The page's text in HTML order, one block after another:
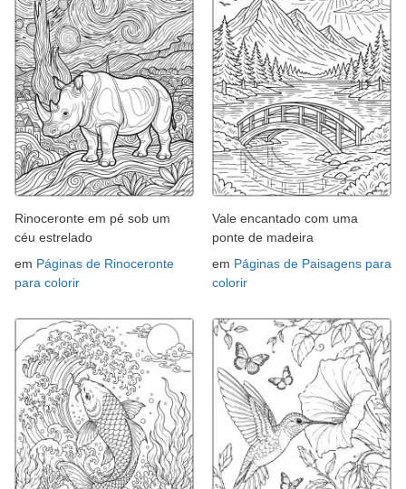
Rinoceronte em pé sob um
céu estrelado
em Páginas de Rinoceronte
para colorir
Vale encantado com uma
ponte de madeira
em Páginas de Paisagens para
colorir